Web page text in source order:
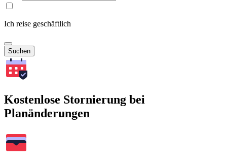
Ich reise geschäftlich
Suchen
Kostenlose Stornierung bei
Planänderungen